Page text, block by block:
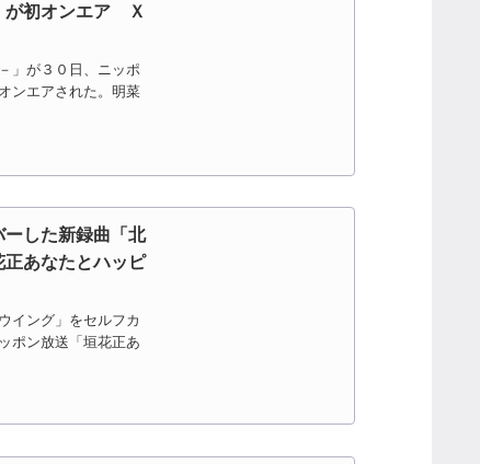
が初オンエア Ｘ
」が３０日、ニッポ
ンエアされた。明菜
した新録曲「北
あなたとハッピ
イング」をセルフカ
ポン放送「垣花正あ